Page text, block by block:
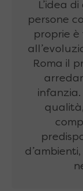
L’idea
persone
proprie è
Roma il